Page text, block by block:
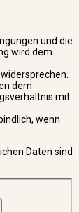
und die
wird dem
dem
mit
wenn
Daten sind